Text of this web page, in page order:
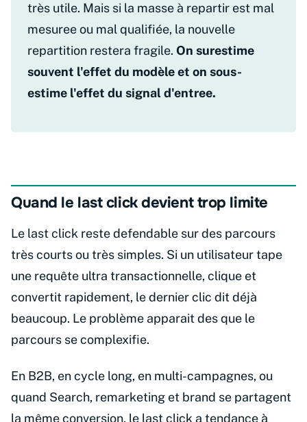
très utile. Mais si la masse à repartir est mal
mesuree ou mal qualifiée, la nouvelle
repartition restera fragile. On surestime
souvent l'effet du modèle et on sous-
estime l'effet du signal d'entree.
Quand le last click devient trop limite
Le last click reste defendable sur des parcours
très courts ou très simples. Si un utilisateur tape
une requête ultra transactionnelle, clique et
convertit rapidement, le dernier clic dit déjà
beaucoup. Le problème apparait des que le
parcours se complexifie.
En B2B, en cycle long, en multi-campagnes, ou
quand Search, remarketing et brand se partagent
la même conversion, le last click a tendance à